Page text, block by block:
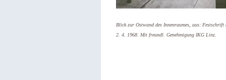
Blick zur Ostwand des Innenraumes, aus:
2. 4. 1968. Mit freundl. Genehmigung IKG Linz.